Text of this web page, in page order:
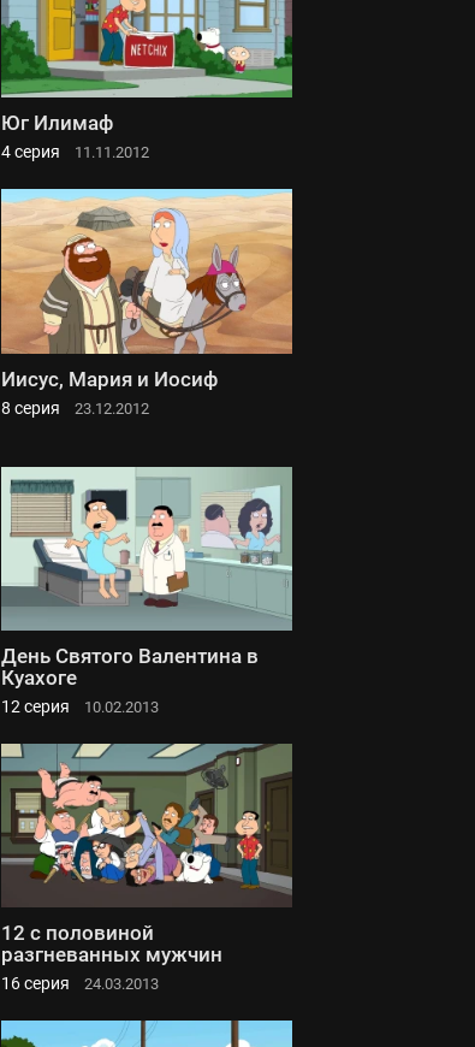
Юг Илимаф
4 серия 11.11.2012
Иисус, Мария и Иосиф
8 серия 23.12.2012
День Святого Валентина в
Куахоге
12 серия 10.02.2013
12 с половиной
разгневанных мужчин
16 серия 24.03.2013